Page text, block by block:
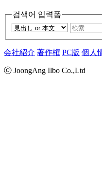
검색어 입력폼
会社紹介 著作権 PC版 個人
ⓒ JoongAng Ilbo Co.,Ltd